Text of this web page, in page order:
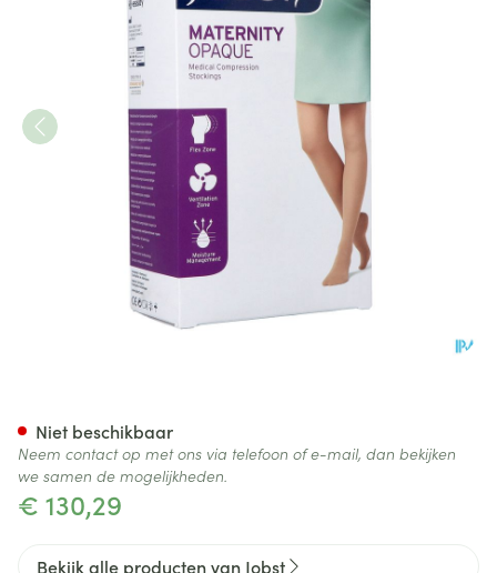
€ 130,29
Niet beschikbaar
Neem contact op met ons via telefoon of e-mail, dan bekijken
we samen de mogelijkheden.
Bekijk alle producten van Jobst